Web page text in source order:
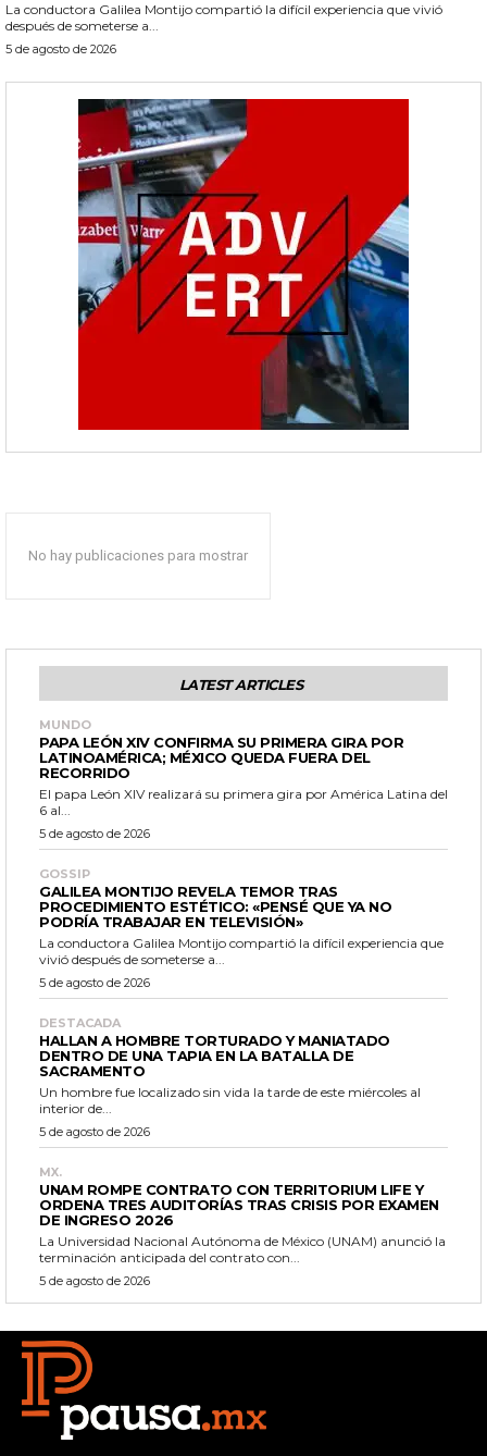
La conductora Galilea Montijo compartió la difícil experiencia que vivió
después de someterse a...
5 de agosto de 2026
No hay publicaciones para mostrar
LATEST ARTICLES
MUNDO
PAPA LEÓN XIV CONFIRMA SU PRIMERA GIRA POR
LATINOAMÉRICA; MÉXICO QUEDA FUERA DEL
RECORRIDO
El papa León XIV realizará su primera gira por América Latina del
6 al...
5 de agosto de 2026
GOSSIP
GALILEA MONTIJO REVELA TEMOR TRAS
PROCEDIMIENTO ESTÉTICO: «PENSÉ QUE YA NO
PODRÍA TRABAJAR EN TELEVISIÓN»
La conductora Galilea Montijo compartió la difícil experiencia que
vivió después de someterse a...
5 de agosto de 2026
DESTACADA
HALLAN A HOMBRE TORTURADO Y MANIATADO
DENTRO DE UNA TAPIA EN LA BATALLA DE
SACRAMENTO
Un hombre fue localizado sin vida la tarde de este miércoles al
interior de...
5 de agosto de 2026
MX.
UNAM ROMPE CONTRATO CON TERRITORIUM LIFE Y
ORDENA TRES AUDITORÍAS TRAS CRISIS POR EXAMEN
DE INGRESO 2026
La Universidad Nacional Autónoma de México (UNAM) anunció la
terminación anticipada del contrato con...
5 de agosto de 2026